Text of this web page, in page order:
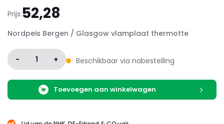
Prijs:52,28
Nordpeis Bergen / Glasgow vlamplaat thermotte
- 1 + Beschikbaar via nabestelling
Toevoegen aan winkelwagen